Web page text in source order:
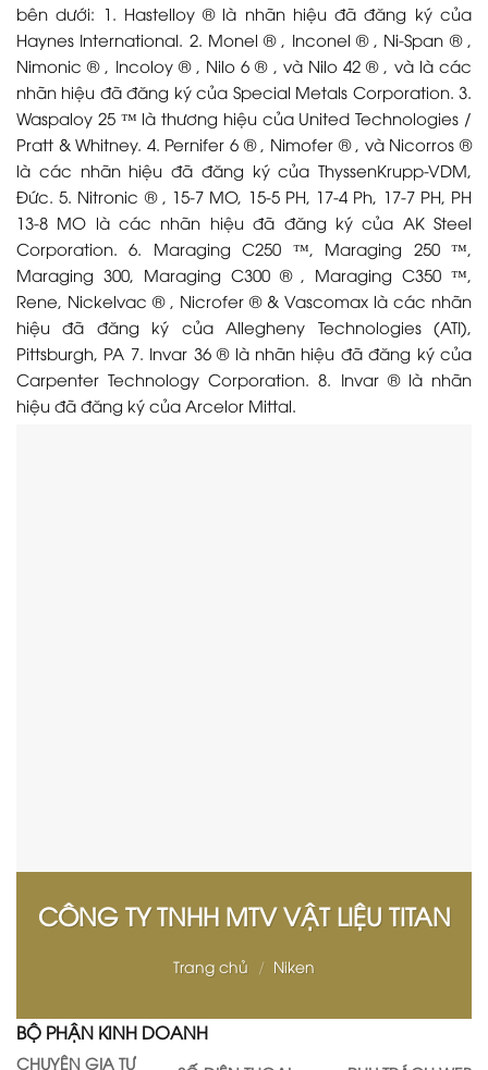
bên dưới: 1. Hastelloy ® là nhãn hiệu đã đăng ký của
Haynes International. 2. Monel ® , Inconel ® , Ni-Span ® ,
Nimonic ® , Incoloy ® , Nilo 6 ® , và Nilo 42 ® , và là các
nhãn hiệu đã đăng ký của Special Metals Corporation. 3.
Waspaloy 25 ™ là thương hiệu của United Technologies /
Pratt & Whitney. 4. Pernifer 6 ® , Nimofer ® , và Nicorros ®
là các nhãn hiệu đã đăng ký của ThyssenKrupp-VDM,
Đức. 5. Nitronic ® , 15-7 MO, 15-5 PH, 17-4 Ph, 17-7 PH, PH
13-8 MO là các nhãn hiệu đã đăng ký của AK Steel
Corporation. 6. Maraging C250 ™, Maraging 250 ™,
Maraging 300, Maraging C300 ® , Maraging C350 ™,
Rene, Nickelvac ® , Nicrofer ® & Vascomax là các nhãn
hiệu đã đăng ký của Allegheny Technologies (ATI),
Pittsburgh, PA 7. Invar 36 ® là nhãn hiệu đã đăng ký của
Carpenter Technology Corporation. 8. Invar ® là nhãn
hiệu đã đăng ký của Arcelor Mittal.
CÔNG TY TNHH MTV VẬT LIỆU TITAN
Trang chủ / Niken
BỘ PHẬN KINH DOANH
CHUYÊN GIA TƯ